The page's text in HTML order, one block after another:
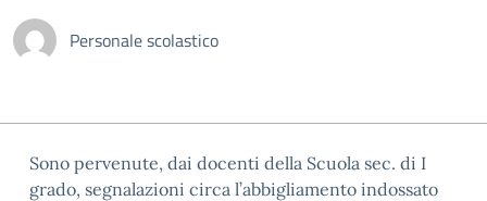
Personale scolastico
Sono pervenute, dai docenti della Scuola sec. di I
grado, segnalazioni circa l’abbigliamento indossato